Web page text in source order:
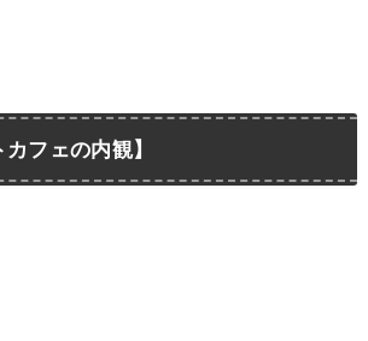
カフェの内観】